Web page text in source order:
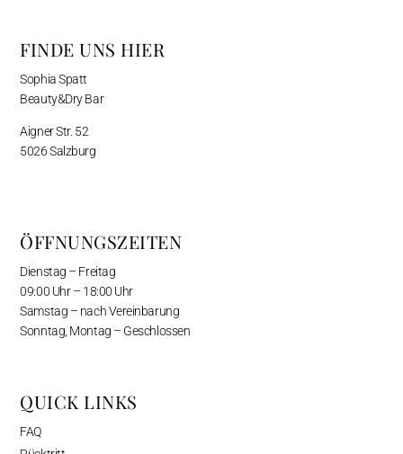
FINDE UNS HIER
Sophia Spatt
Beauty&Dry Bar
Aigner Str. 52
5026 Salzburg
ÖFFNUNGSZEITEN
Dienstag – Freitag
09:00 Uhr – 18:00 Uhr
Samstag – nach Vereinbarung
Sonntag, Montag – Geschlossen
QUICK LINKS
FAQ